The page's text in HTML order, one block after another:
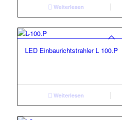
Weiterlesen
LED Einbaurichtstrahler L 100.P
Weiterlesen